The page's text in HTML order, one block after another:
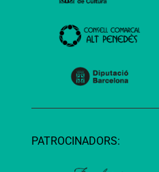
PATROCINADORS: